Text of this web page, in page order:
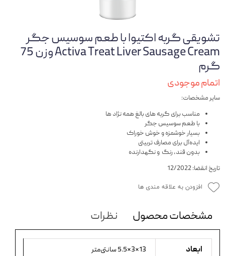
تشویقی گربه اکتیوا با طعم سوسیس جگر
Activa Treat Liver Sausage Cream وزن 75
گرم
اتمام موجودی
سایر مشخصات:
مناسب برای گربه های بالغ همه نژاد ها
با طعم سوسیس جگر
بسیار خوشمزه و خوش خوراک
ایده‌آل برای مصارف تربیتی
بدون قند، رنگ و نگهدارنده
تاریخ انقضا: 12/2022
افزودن به علاقه مندی ها
مشخصات محصول نظرات
ابعاد 13×3×5.5 سانتی‌متر